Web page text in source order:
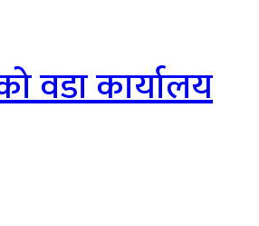
वडा कार्यालय